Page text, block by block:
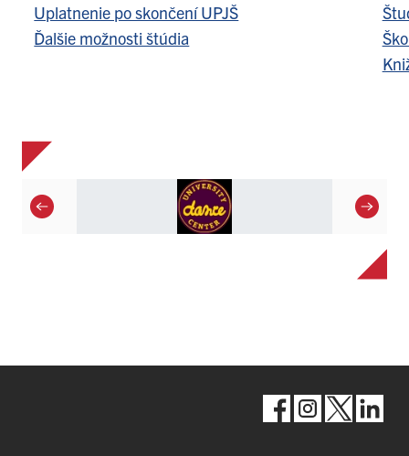
Uplatnenie po skončení UPJŠ
Ďalšie možnosti štúdia